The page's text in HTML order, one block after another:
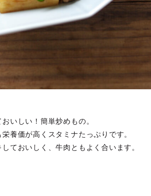
いしい！簡単炒めもの。
養価が高くスタミナたっぷりです。
ておいしく、牛肉ともよく合います。